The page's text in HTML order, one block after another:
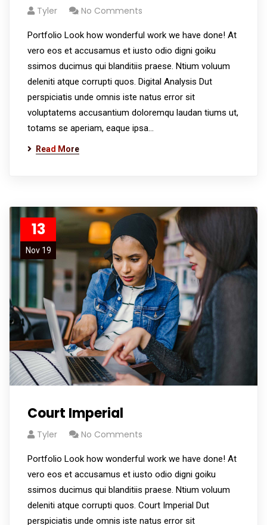
Tyler No Comments
Portfolio Look how wonderful work we have done! At
vero eos et accusamus et iusto odio digni goiku
ssimos ducimus qui blanditiis praese. Ntium voluum
deleniti atque corrupti quos. Digital Analysis Dut
perspiciatis unde omnis iste natus error sit
voluptatems accusantium doloremqu laudan tiums ut,
totams se aperiam, eaque ipsa…
Read More
13
Nov 19
Court Imperial
Tyler No Comments
Portfolio Look how wonderful work we have done! At
vero eos et accusamus et iusto odio digni goiku
ssimos ducimus qui blanditiis praese. Ntium voluum
deleniti atque corrupti quos. Court Imperial Dut
perspiciatis unde omnis iste natus error sit